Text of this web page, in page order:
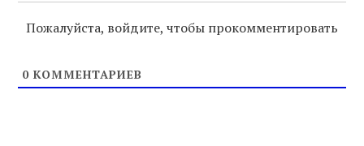
Пожалуйста, войдите, чтобы прокомментировать
0 КОММЕНТАРИЕВ